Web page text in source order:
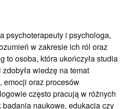
psychoterapeuty i psychologa,
w zakresie ich ról oraz
to osoba, która ukończyła studia
wiedzę na temat
emocji oraz procesów
często pracują w różnych
naukowe, edukacja czy